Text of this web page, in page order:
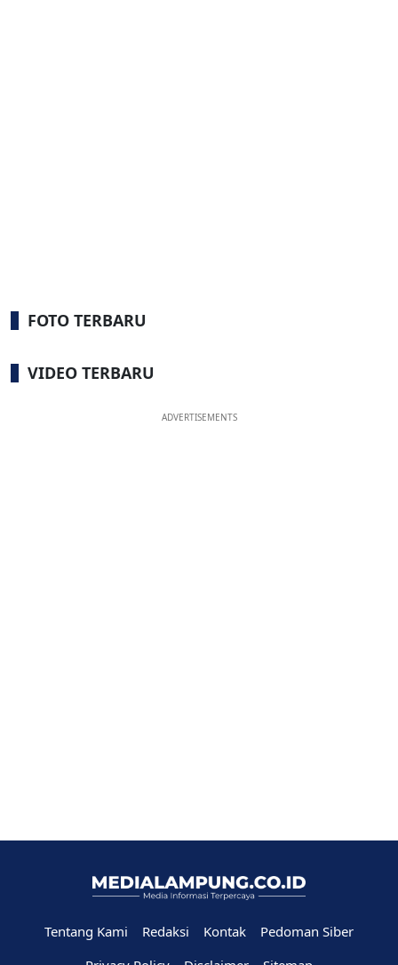
FOTO TERBARU
VIDEO TERBARU
ADVERTISEMENTS
Tentang Kami Redaksi Kontak
Pedoman Siber